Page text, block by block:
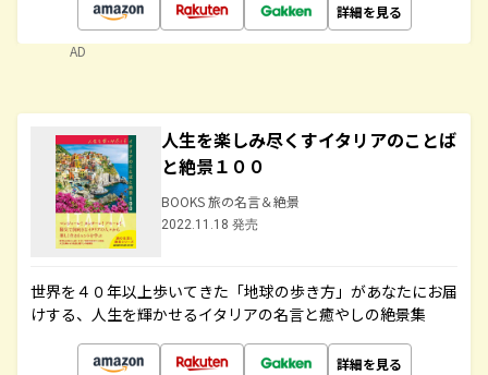
詳細を見る
AD
人生を楽しみ尽くすイタリアのことば
と絶景１００
BOOKS 旅の名言＆絶景
2022.11.18 発売
世界を４０年以上歩いてきた「地球の歩き方」があなたにお届
けする、人生を輝かせるイタリアの名言と癒やしの絶景集
詳細を見る